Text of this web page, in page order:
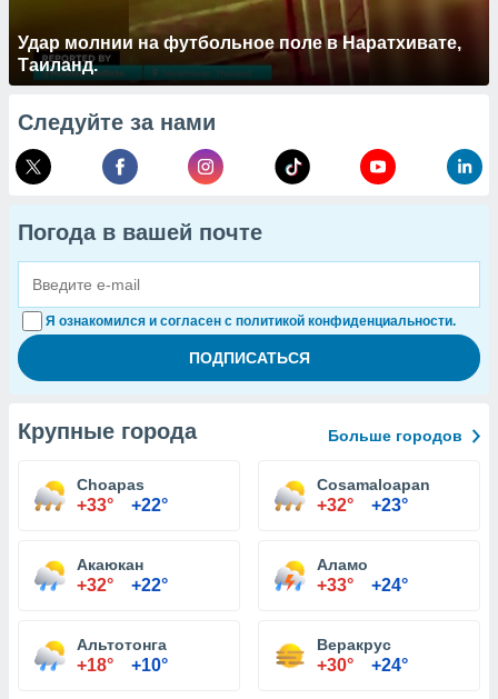
Удар молнии на футбольное поле в Наратхивате,
Таиланд.
Следуйте за нами
Погода в вашей почте
Я ознакомился и согласен с политикой конфиденциальности.
Крупные города Больше городов
Choapas
+33° +22°
Cosamaloapan
+32° +23°
Акаюкан
+32° +22°
Аламо
+33° +24°
Альтотонга
+18° +10°
Веракрус
+30° +24°